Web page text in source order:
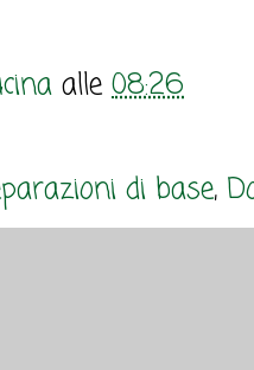
alle 08:26
di base,